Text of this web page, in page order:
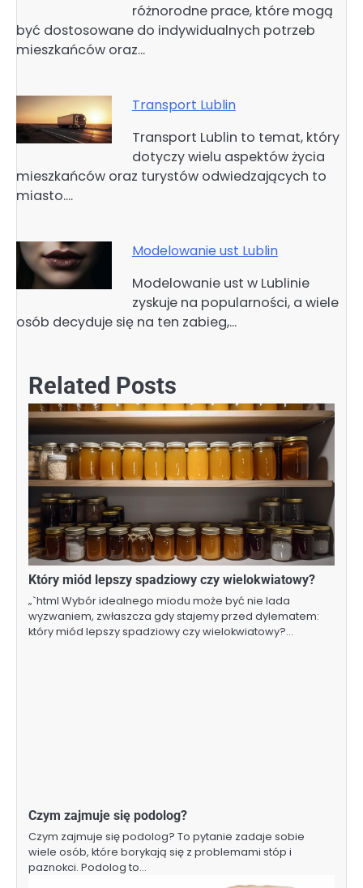
różnorodne prace, które mogą
być dostosowane do indywidualnych potrzeb
mieszkańców oraz…
Transport Lublin
Transport Lublin to temat, który
dotyczy wielu aspektów życia
mieszkańców oraz turystów odwiedzających to
miasto.…
Modelowanie ust Lublin
Modelowanie ust w Lublinie
zyskuje na popularności, a wiele
osób decyduje się na ten zabieg,…
Related Posts
Który miód lepszy spadziowy czy wielokwiatowy?
„`html Wybór idealnego miodu może być nie lada
wyzwaniem, zwłaszcza gdy stajemy przed dylematem:
który miód lepszy spadziowy czy wielokwiatowy?…
Czym zajmuje się podolog?
Czym zajmuje się podolog? To pytanie zadaje sobie
wiele osób, które borykają się z problemami stóp i
paznokci. Podolog to…